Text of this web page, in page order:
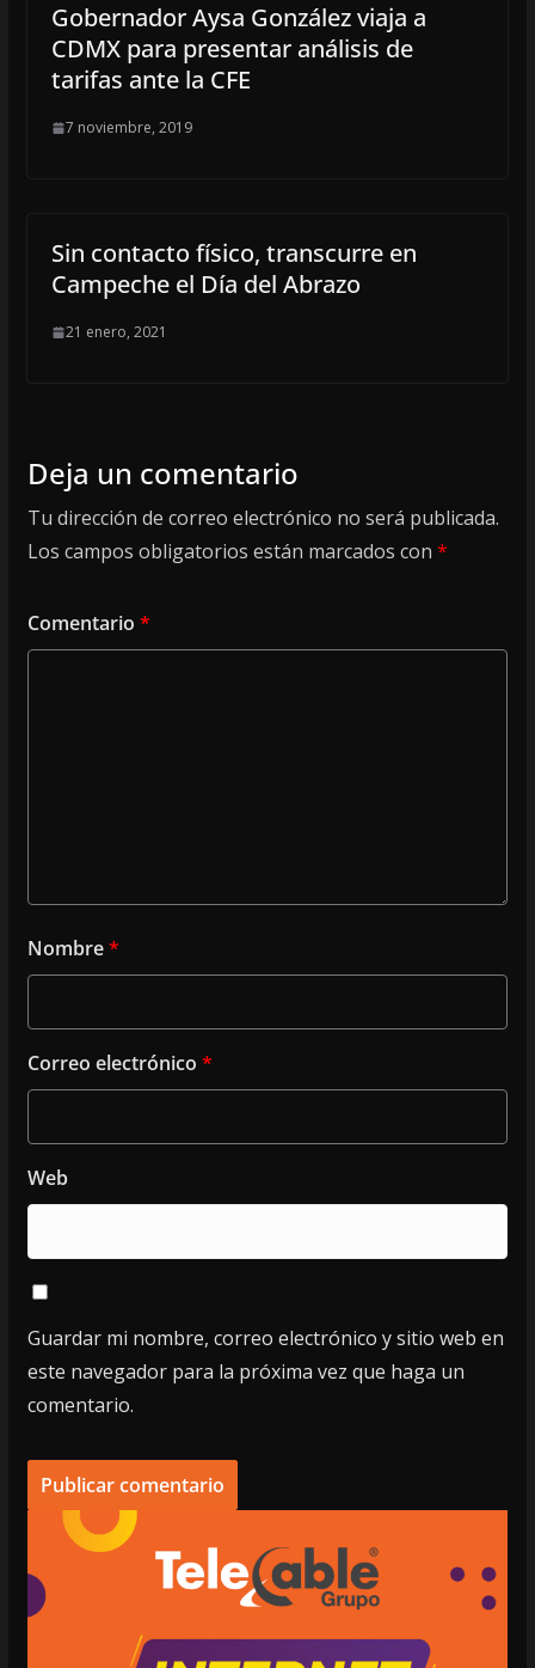
Gobernador Aysa González viaja a
CDMX para presentar análisis de
tarifas ante la CFE
7 noviembre, 2019
Sin contacto físico, transcurre en
Campeche el Día del Abrazo
21 enero, 2021
Deja un comentario
Tu dirección de correo electrónico no será publicada.
Los campos obligatorios están marcados con *
Comentario *
Nombre*
Correo electrónico *
Web
Guardar mi nombre, correo electrónico y sitio web en
este navegador para la próxima vez que haga un
comentario.